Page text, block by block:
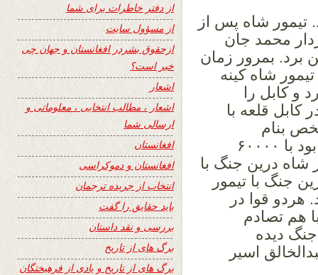
تیمور شاه پس از
محمد جان
برد. بمرور زمان
شاه کینه
و کابل را
شاه در مدت ۴ ماه در کابل قلعه با
بنام
عبدالخالق کاکا که یکی از کاکه‌های قندهار بود با ۶۰۰۰۰
درین جنگ با
جنگ با تیمور
هردو قوا در
هم تصادم
دیده
اسیر
از دفتر خاطرات برای شما
از مسؤول سایت
ازحقوق بشردر افغانستان و جهان چی
خبر است؟
اشعار
اشعار ، مطالب انتخابی ، معلوماتی و
ارسالی شما
افغانستان
افغانستان و دموکراسی
انتخاب از جریده ترجمان
باید حقایق را گفت
بررسی و نقد داستان
برگ های از تاریخ
برگ های از تاریخ و یادی از فرهیختگان